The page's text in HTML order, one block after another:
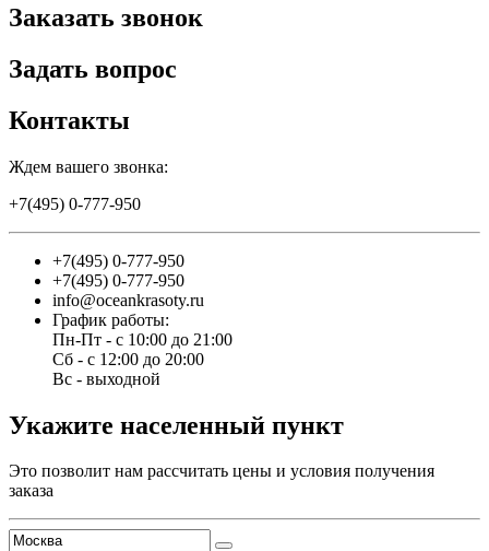
Заказать звонок
Задать вопрос
Контакты
Ждем вашего звонка:
+7(495) 0-777-950
+7(495) 0-777-950
+7(495) 0-777-950
info@oceankrasoty.ru
График работы:
Пн-Пт - с 10:00 до 21:00
Сб - с 12:00 до 20:00
Вс - выходной
Укажите населенный пункт
Это позволит нам рассчитать цены и условия получения
заказа